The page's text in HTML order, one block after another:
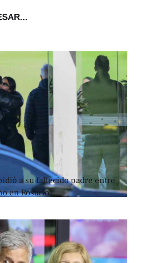
a su fallecido padre entre
en Rosario